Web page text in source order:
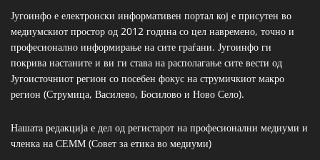
Југоинфо е електронски информативен портал кој е присутен во
медиумскиот простор од 2012 година со цел навремено, точно и
професионално информирање на сите граѓани. Југоинфо ги
покрива настаните и ви ги става на располагање сите вести од
Југоисточниот регион со посебен фокус на струмичкиот макро
регион (Струмица, Василево, Босилово и Ново Село).
Нашата редакција е дел од регистарот на професионални медиуми и
членка на СЕММ (Совет за етика во медиуми)